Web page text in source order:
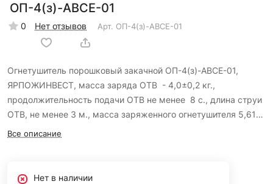
ОП-4(з)-ABCE-01
0 Нет отзывов Арт. ОП-4(з)-ABCE-01
Огнетушитель порошковый закачной ОП-4(з)-ABCE-01,
ЯРПОЖИНВЕСТ, масса заряда ОТВ - 4,0±0,2 кг.,
продолжительность подачи ОТВ не менее 8 с., длина струи
ОТВ, не менее 3 м., масса заряженного огнетушителя 5,61
кг.
Все описание
Нет в наличии